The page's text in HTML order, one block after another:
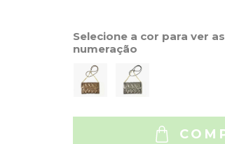
Selecione a cor para ver
numeração